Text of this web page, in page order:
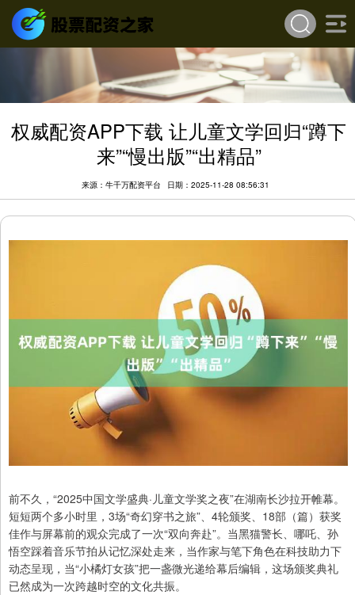
权威配资APP下载 让儿童文学回归“蹲下
来”“慢出版”“出精品”
来源：牛千万配资平台 日期：2025-11-28 08:56:31
前不久，“2025中国文学盛典·儿童文学奖之夜”在湖南长沙拉开帷幕。
短短两个多小时里，3场“奇幻穿书之旅”、4轮颁奖、18部（篇）获奖
佳作与屏幕前的观众完成了一次“双向奔赴”。当黑猫警长、哪吒、孙
悟空踩着音乐节拍从记忆深处走来，当作家与笔下角色在科技助力下
动态呈现，当“小橘灯女孩”把一盏微光递给幕后编辑，这场颁奖典礼
已然成为一次跨越时空的文化共振。